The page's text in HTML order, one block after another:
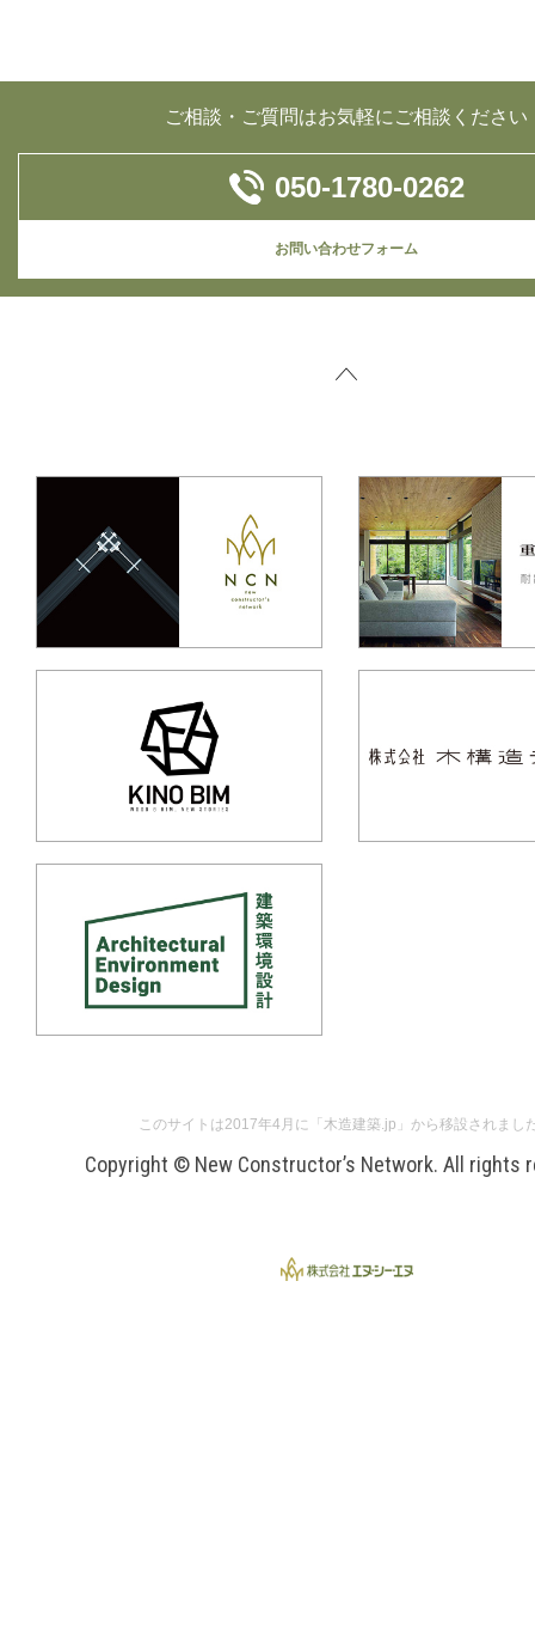
ご相談・ご質問はお気軽にご相談ください
050-1780-0262
お問い合わせフォーム
このサイトは2017年4月に「木造建築.jp」から移設されまし
Copyright © New Constructor’s Network. All rights